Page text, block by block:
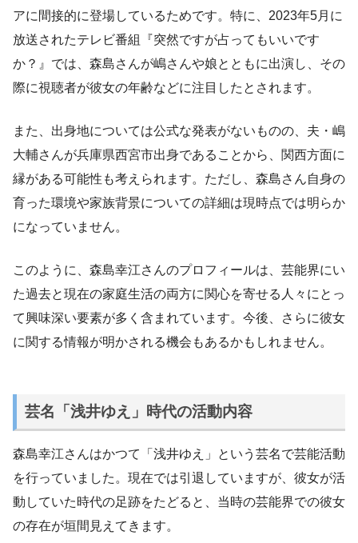
アに間接的に登場しているためです。特に、2023年5月に
放送されたテレビ番組『突然ですが占ってもいいです
か？』では、森島さんが嶋さんや娘とともに出演し、その
際に視聴者が彼女の年齢などに注目したとされます。
また、出身地については公式な発表がないものの、夫・嶋
大輔さんが兵庫県西宮市出身であることから、関西方面に
縁がある可能性も考えられます。ただし、森島さん自身の
育った環境や家族背景についての詳細は現時点では明らか
になっていません。
このように、森島幸江さんのプロフィールは、芸能界にい
た過去と現在の家庭生活の両方に関心を寄せる人々にとっ
て興味深い要素が多く含まれています。今後、さらに彼女
に関する情報が明かされる機会もあるかもしれません。
芸名「浅井ゆえ」時代の活動内容
森島幸江さんはかつて「浅井ゆえ」という芸名で芸能活動
を行っていました。現在では引退していますが、彼女が活
動していた時代の足跡をたどると、当時の芸能界での彼女
の存在が垣間見えてきます。